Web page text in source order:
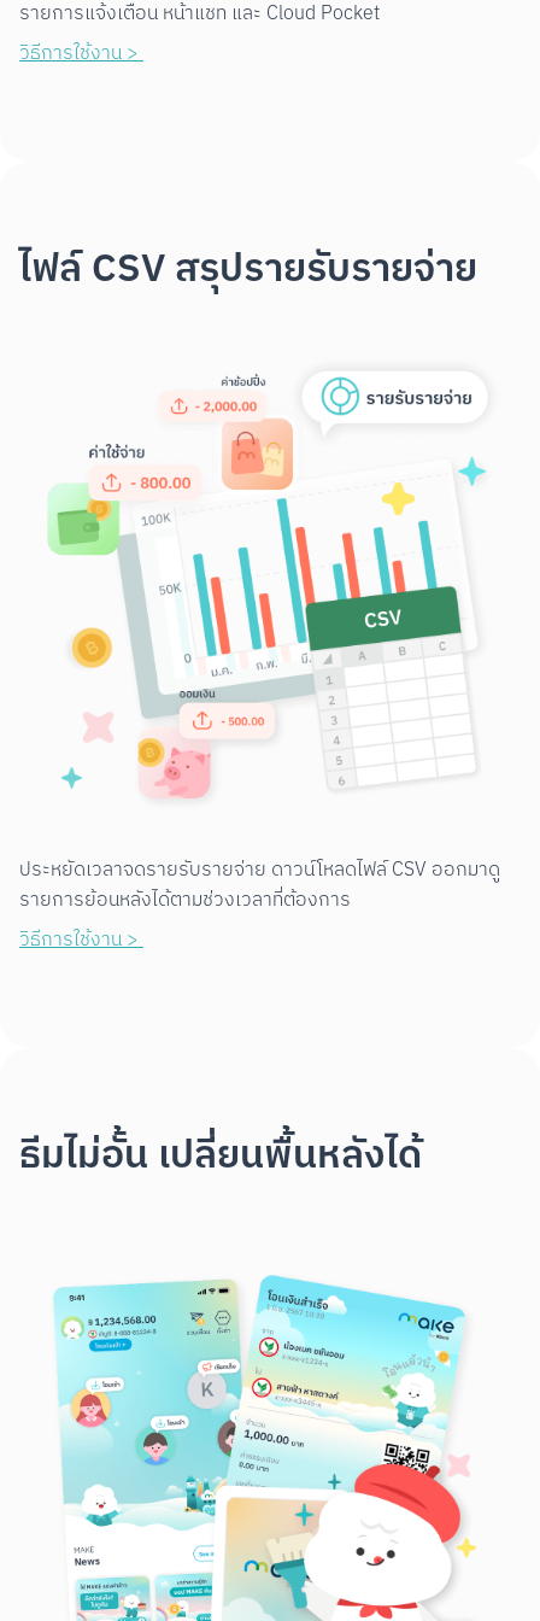
Scan to Download
รายการแจ้งเตือน หน้าแชท และ Cloud Pocket
วิธีการใช้งาน >
ไฟล์ CSV สรุปรายรับรายจ่าย
ประหยัดเวลาจดรายรับรายจ่าย ดาวน์โหลดไฟล์ CSV ออกมาดู
รายการย้อนหลังได้ตามช่วงเวลาที่ต้องการ
วิธีการใช้งาน >
ธีมไม่อั้น เปลี่ยนพื้นหลังได้